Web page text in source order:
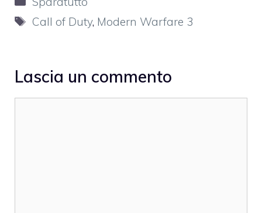
Tag
Call of Duty, Modern Warfare 3
Lascia un commento